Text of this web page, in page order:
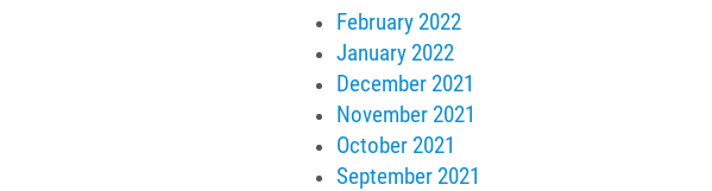
February 2022
January 2022
December 2021
November 2021
October 2021
September 2021